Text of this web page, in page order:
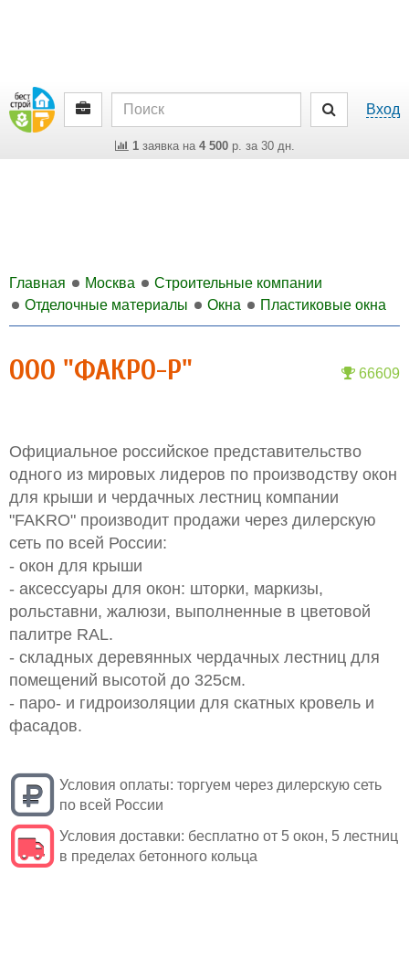
Вход
1заявка на 4 500р. за 30 дн.
Главная Москва
Строительные компании
Отделочные материалы
Окна Пластиковые окна
66609
OOO "ФАКРО-Р"
Официальное российское представительство
одного из мировых лидеров по производству окон
для крыши и чердачных лестниц компании
"FAKRO" производит продажи через дилерскую
сеть по всей России:
- окон для крыши
- аксессуары для окон: шторки, маркизы,
рольставни, жалюзи, выполненные в цветовой
палитре RAL.
- складных деревянных чердачных лестниц для
помещений высотой до 325см.
- паро- и гидроизоляции для скатных кровель и
фасадов.
Условия оплаты: торгуем через дилерскую сеть
по всей России
Условия доставки: бесплатно от 5 окон, 5 лестниц
в пределах бетонного кольца